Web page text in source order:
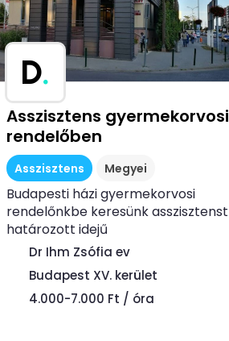
D.
Asszisztens gyermekorvosi
rendelőben
Asszisztens Megyei
Budapesti házi gyermekorvosi
rendelőnkbe keresünk asszisztenst
határozott idejű
munkaszerződéssel. Ha...
Dr Ihm Zsófia ev
Budapest XV. kerület
4.000-7.000 Ft / óra